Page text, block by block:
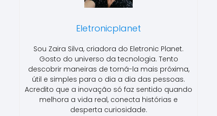
Eletronicplanet
Sou Zaira Silva, criadora do Eletronic Planet.
Gosto do universo da tecnologia. Tento
descobrir maneiras de torná-la mais próxima,
útil e simples para o dia a dia das pessoas.
Acredito que a inovação só faz sentido quando
melhora a vida real, conecta histórias e
desperta curiosidade.